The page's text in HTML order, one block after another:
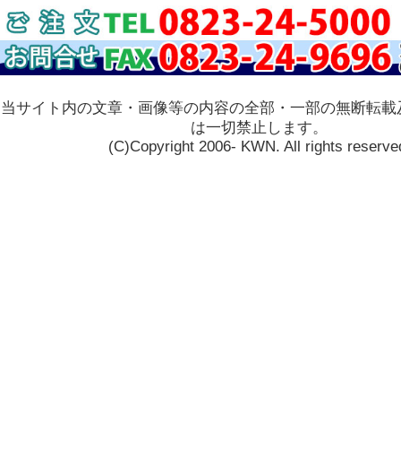
当サイト内の文章・画像等の内容の全部・一部の無断転
は一切禁止します。
(C)Copyright 2006- KWN. All rights